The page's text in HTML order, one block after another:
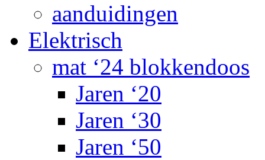
aanduidingen
Elektrisch
mat ‘24 blokkendoos
Jaren ‘20
Jaren ‘30
Jaren ‘50